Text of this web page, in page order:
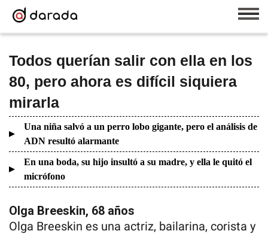
Todos querían salir con ella en los
80, pero ahora es difícil siquiera
mirarla
Una niña salvó a un perro lobo gigante, pero el análisis de
ADN resultó alarmante
En una boda, su hijo insultó a su madre, y ella le quitó el
micrófono
Olga Breeskin, 68 años
Olga Breeskin es una actriz, bailarina, corista y